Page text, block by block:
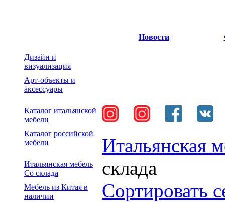
Дизайн и
визуализация
Арт-объекты и
аксессуары
Каталог итальянской
мебели
Каталог российской
мебели
Итальянская мебель
Со склада
Мебель из Китая в
наличии
Новости
Итальянская
склада
Сортировать